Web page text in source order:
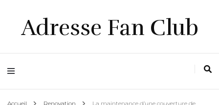
Adresse Fan Club
Accueil Renovation
La maintenance d’une couverture de